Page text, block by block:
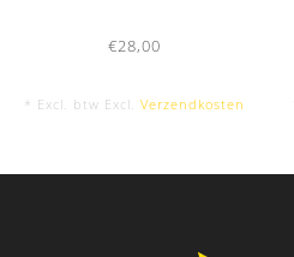
€28,00
* Excl. btw Excl. Verzendkosten